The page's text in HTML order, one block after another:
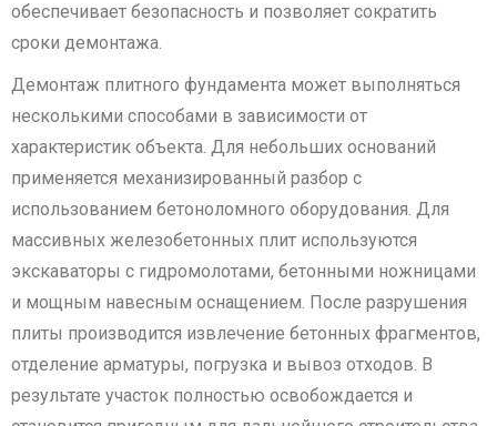
обеспечивает безопасность и позволяет сократить
сроки демонтажа.
Демонтаж плитного фундамента может выполняться
несколькими способами в зависимости от
характеристик объекта. Для небольших оснований
применяется механизированный разбор с
использованием бетоноломного оборудования. Для
массивных железобетонных плит используются
экскаваторы с гидромолотами, бетонными ножницами
и мощным навесным оснащением. После разрушения
плиты производится извлечение бетонных фрагментов,
отделение арматуры, погрузка и вывоз отходов. В
результате участок полностью освобождается и